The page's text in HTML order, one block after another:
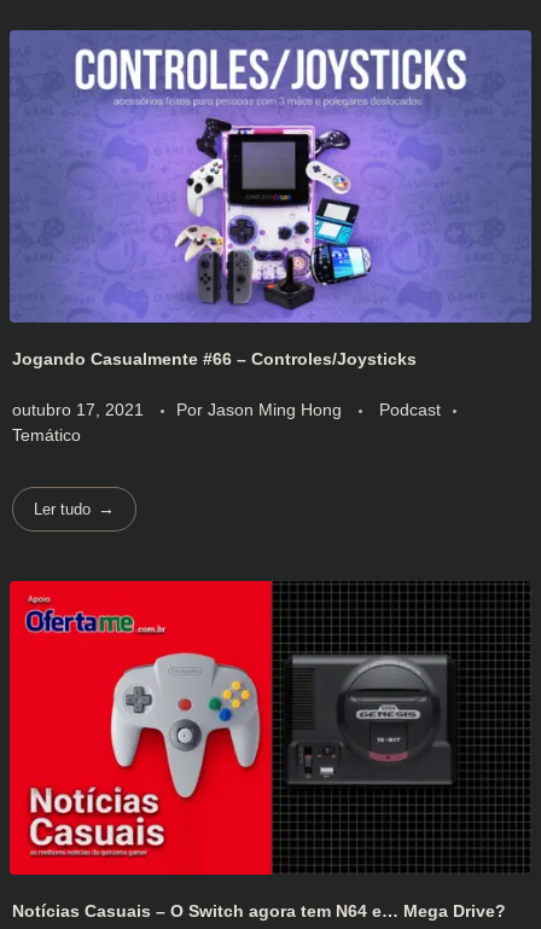
Jogando Casualmente #66 – Controles/Joysticks
outubro 17, 2021 Por Jason Ming Hong
Podcast
Temático
Ler tudo
Notícias Casuais – O Switch agora tem N64 e… Mega Drive?